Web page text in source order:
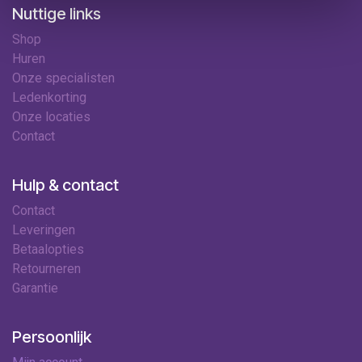
Nuttige links
Shop
Huren
Onze specialisten
Ledenkorting
Onze locaties
Contact
Hulp & contact
Contact
Leveringen
Betaalopties
Retourneren
Garantie
Persoonlijk